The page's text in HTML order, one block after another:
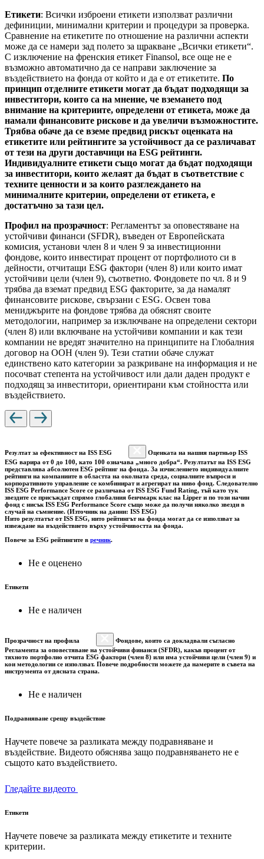
Етикети: Всички изброени етикети използват различни
дефиниции, минимални критерии и процедури за проверка.
Сравнение на етикетите по отношение на различни аспекти
може да се намери зад полето за щракване „Всички етикети“.
С изключение на френския етикет Finansol, все още не е
възможно автоматично да се направи заключение за
въздействието на фонда от който и да е от етикетите. По
принцип отделните етикети могат да бъдат подходящи за
инвеститори, които са на мнение, че вземането под
внимание на критериите, определени от етикета, може да
намали финансовите рискове и да увеличи възможностите.
Трябва обаче да се вземе предвид рискът оценката на
етикетите или рейтингите за устойчивост да се различават
от тези на други доставчици на ESG рейтинги.
Индивидуалните етикети също могат да бъдат подходящи
за инвеститори, които желаят да бъдат в съответствие с
техните ценности и за които разглеждането на
минималните критерии, определени от етикета, е
достатъчно за тази цел.
Профил на прозрачност: Регламентът за оповестяване на
устойчиви финанси (SFDR), въведен от Европейската
комисия, установи член 8 и член 9 за инвестиционни
фондове, които инвестират процент от портфолиото си в
дейности, отчитащи ESG фактори (член 8) или които имат
устойчиви цели (член 9), съответно. Фондовете по чл. 8 и 9
трябва да вземат предвид ESG факторите, за да намалят
финансовите рискове, свързани с ESG. Освен това
мениджърите на фондове трябва да обяснят своите
методологии, например за изключване на определени сектори
(член 8) или включване на устойчиви компании и как тези
компании не вредят значително на принципите на Глобалния
договор на ООН (член 9). Тези статии обаче служат
единствено като категории за разкриване на информация и не
посочват степента на устойчивост или дали даден продукт е
подходящ за инвеститори, ориентирани към стойността или
въздействието.
Резултат за ефективност на ISS ESG
Оценката на нашия партньор ISS
ESG варира от 0 до 100, като 100 означава „много добра“. Резултатът на ISS ESG
представлява абсолютен ESG рейтинг на фонда. За изчислението индивидуалните
рейтинги на компаниите в областта на околната среда, социалните въпроси и
корпоративното управление се комбинират и агрегират на ниво фонд. Следователно
ISS ESG Performance Score се различава от ISS ESG Fund Rating, тъй като тук
звездите се присъждат спрямо глобалния бенчмарк клас на Lipper и по този начин
фонд с нисък ISS ESG Performance Score също може да получи няколко звезди в
случай на съмнение. (Източник на данни: ISS ESG)
Нито резултатът от ISS ESG, нито рейтингът на фонда могат да се използват за
извеждане на въздействието върху устойчивостта на фонда.
Повече за ESG рейтингите в речник.
Не е оценено
Етикети
Не е наличен
Прозрачност на профила
Фондове, които са докладвали съгласно
Регламента за оповестяване на устойчиви финанси (SFDR), какъв процент от
тяхното портфолио отчита ESG фактори (член 8) или има устойчиви цели (член 9) и
кои методологии се използват. Повече подробности можете да намерите в съвета на
инструмента от дясната страна.
Не е наличен
Подравняване срещу въздействие
Научете повече за разликата между подравняване и
въздействие. Видеото обяснява защо подравняването не е
същото като въздействието.
Гледайте видеото
Етикети
Научете повече за разликата между етикетите и техните
критерии.